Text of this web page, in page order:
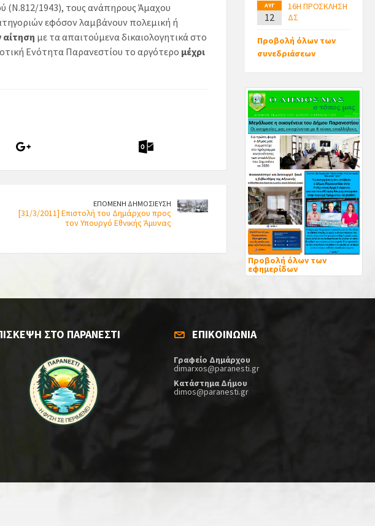
(Ν.812/1943), τους ανάπηρους Άμαχου
εφόσον λαμβάνουν πολεμική ή
με τα απαιτούμενα δικαιολογητικά στο
Ενότητα Παρανεστίου το αργότερο μέχρι
ΕΠΟΜΕΝΗ ΔΗΜΟΣΙΕΥΣΗ
[31/3/2011] Επιστολή του Δημάρχου προς
τον Υπουργό Εθνικής Άμυνας
ΑΥΓ
12
16Η ΠΡΟΣΚΛΗΣΗ
ΔΣ
Προβολή όλων των
συνεδριάσεων
Προβολή όλων των
εφημερίδων
ΣΤΟ ΠΑΡΑΝΕΣΤΙ ΕΠΙΚΟΙΝΩΝΙΑ
Γραφείο Δημάρχου
dimarxos@paranesti.gr
Κατάστημα Δήμου
dimos@paranesti.gr